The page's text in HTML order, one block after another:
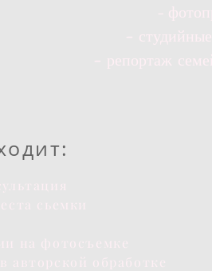
-
-
- репортаж
сьемки
на фотосъемке
авторской обработке